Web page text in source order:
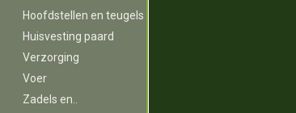
Hoofdstellen en teugels
Huisvesting paard
Verzorging
Voer
Zadels en..